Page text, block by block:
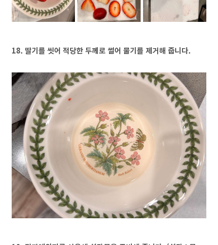
18. 딸기를 씻어 적당한 두께로 썰어 물기를 제거해 줍니다.